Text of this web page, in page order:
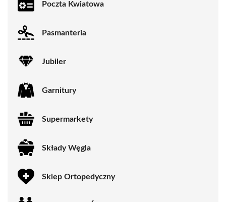
Poczta Kwiatowa
Pasmanteria
Jubiler
Garnitury
Supermarkety
Składy Węgla
Sklep Ortopedyczny